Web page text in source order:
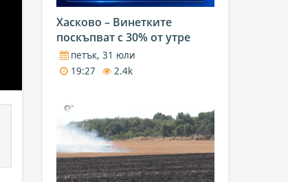
Хасково – Винетките
поскъпват с 30% от утре
петък, 31 юли
19:27
2.4k